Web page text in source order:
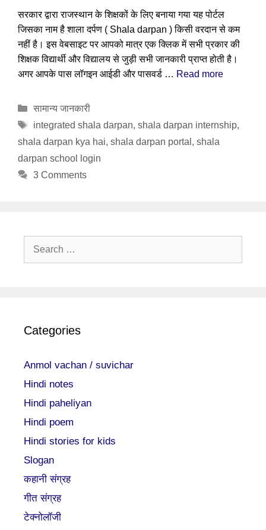
सरकार द्वारा राजस्थान के शिक्षकों के लिए बनाया गया यह पोर्टल
जिसका नाम है शाला दर्पण ( Shala darpan ) किसी वरदान से कम
नहीं है। इस वेबसाइट पर आपको मात्र एक क्लिक में सभी प्रकार की
शिक्षक विद्यार्थी और विद्यालय से जुड़ी सभी जानकारी प्राप्त होती है।
अगर आपके पास लॉगइन आईडी और पासवर्ड … Read more
Categories
सामान्य जानकारी
Tags
integrated shala darpan, shala darpan internship,
shala darpan kya hai, shala darpan portal , shala
darpan school login
3 Comments
Search
Categories
Anmol vachan / suvichar
Hindi notes
Hindi paheliyan
Hindi poem
Hindi stories for kids
Slogan
कहानी संग्रह
गीत संग्रह
टेक्नोलॉजी